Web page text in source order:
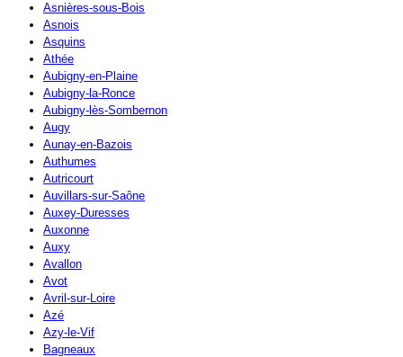
Asnières-sous-Bois
Asnois
Asquins
Athée
Aubigny-en-Plaine
Aubigny-la-Ronce
Aubigny-lès-Sombernon
Augy
Aunay-en-Bazois
Authumes
Autricourt
Auvillars-sur-Saône
Auxey-Duresses
Auxonne
Auxy
Avallon
Avot
Avril-sur-Loire
Azé
Azy-le-Vif
Bagneaux